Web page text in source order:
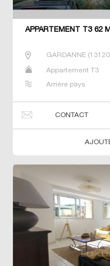
APPARTEMENT T3 62
GARDANNE(13120
Appartement T3
Arrière pays
CONTACT